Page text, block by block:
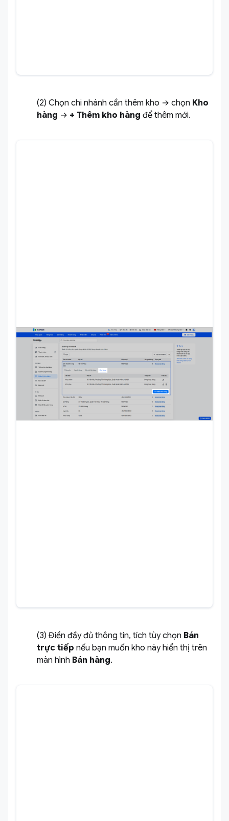
(2) Chọn chi nhánh cần thêm kho → chọn Kho
hàng → + Thêm kho hàng để thêm mới.
(3) Điền đầy đủ thông tin, tích tùy chọn Bán
trực tiếp nếu bạn muốn kho này hiển thị trên
màn hình Bán hàng.